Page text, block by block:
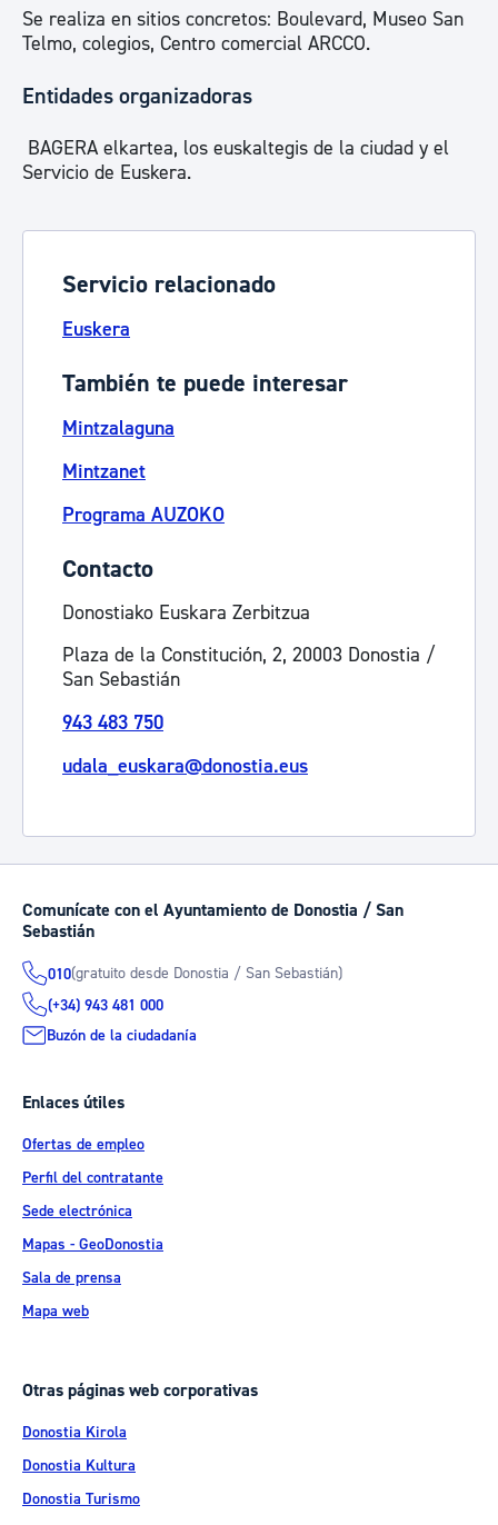
Se realiza en sitios concretos: Boulevard, Museo San
Telmo, colegios, Centro comercial ARCCO.
Entidades organizadoras
BAGERA elkartea, los euskaltegis de la ciudad y el
Servicio de Euskera.
Servicio relacionado
Euskera
También te puede interesar
Mintzalaguna
Mintzanet
Programa AUZOKO
Contacto
Donostiako Euskara Zerbitzua
Plaza de la Constitución, 2, 20003 Donostia /
San Sebastián
943 483 750
udala_euskara@donostia.eus
Comunícate con el Ayuntamiento de Donostia / San
Sebastián
010(gratuito desde Donostia / San Sebastián)
(+34) 943 481 000
Buzón de la ciudadanía
Enlaces útiles
Ofertas de empleo
Perfil del contratante
Sede electrónica
Mapas - GeoDonostia
Sala de prensa
Mapa web
Otras páginas web corporativas
Donostia Kirola
Donostia Kultura
Donostia Turismo